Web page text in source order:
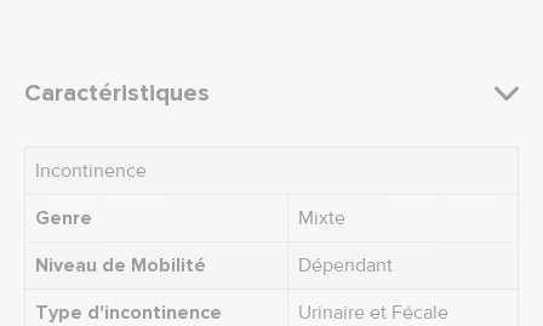
Caractéristiques
Incontinence
Genre
Mixte
Niveau de Mobilité
Dépendant
Type d'incontinence
Urinaire et Fécale